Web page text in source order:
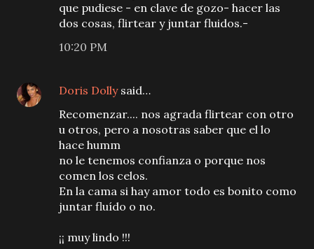
que pudiese - en clave de gozo- hacer las
dos cosas, flirtear y juntar fluidos.-
10:20 PM
Doris Dollysaid…
Recomenzar.... nos agrada flirtear con otro
u otros, pero a nosotras saber que el lo
hace humm
no le tenemos confianza o porque nos
comen los celos.
En la cama si hay amor todo es bonito como
juntar fluído o no.
¡¡ muy lindo !!!